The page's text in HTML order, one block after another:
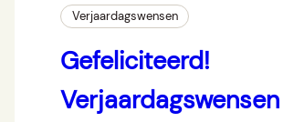
Verjaardagswensen
Gefeliciteerd!